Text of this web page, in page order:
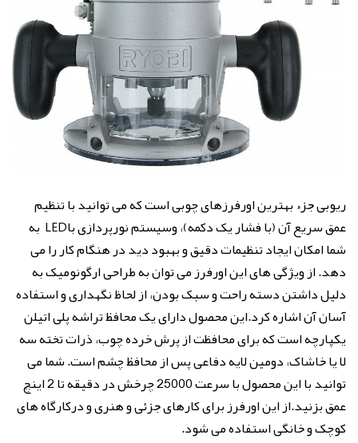
ریوبی جزء بهترین اورفرزهای چوبی است که می توانید با تنظیم
عمق سریع آن (با فشار یک دکمه)، وسیستم نورپردازی باLED به
شما امکان ایجاد تنظیمات دقیق و بهبود دید در هنگام کار را می
دهد. از ویژگی های این اورفرز می توان به طراحی ارگونومیک به
دلیل داشتن دسته راحت و سبک بودن، از لحاظ نگهداری و استفاده
آسان آن اشاره کرد.این محصول دارای یک محافظ تراشه پلی اتیلن
یکپارچه است که برای محافظت از پرش خرده چوب، ذرات تخته سه
لا یا خاشاک، دومین لایه دفاعی پس از محافظ چشم است. شما می
توانید با این محصول با سرعت 25000 چرخش در دقیقه تا 2 اینچ
عمق بزنید.از این اورفرز برای کارهای جزئی و هنری و درکارگاه های
کوچک و خانگی استفاده می شود.